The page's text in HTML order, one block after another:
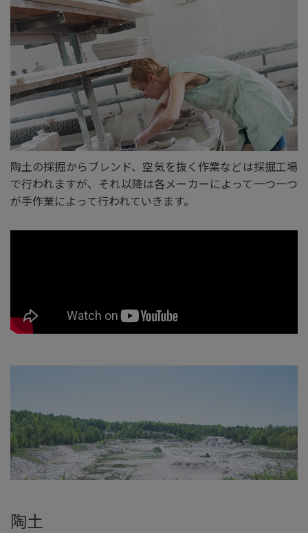
陶土の採掘からブレンド、空気を抜く作業などは採掘工場
で行われますが、それ以降は各メーカーによって一つ一つ
が手作業によって行われていきます。
陶土